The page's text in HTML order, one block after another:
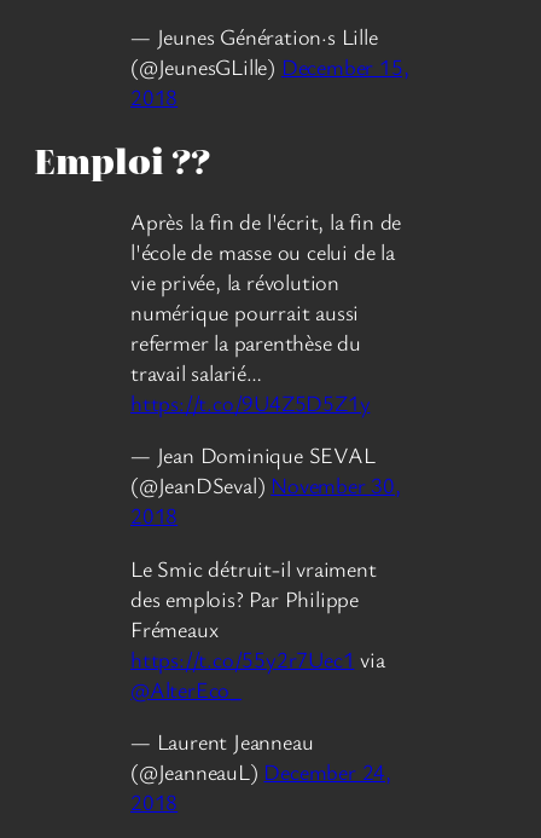
— Jeunes Génération·s Lille
(@JeunesGLille) December 15,
2018
Emploi ?‍?
Après la fin de l'écrit, la fin de
l'école de masse ou celui de la
vie privée, la révolution
numérique pourrait aussi
refermer la parenthèse du
travail salarié…
https://t.co/9U4Z5D5Z1y
— Jean Dominique SEVAL
(@JeanDSeval) November 30,
2018
Le Smic détruit-il vraiment
des emplois? Par Philippe
Frémeaux
https://t.co/55y2r7Uec1 via
@AlterEco_
— Laurent Jeanneau
(@JeanneauL) December 24,
2018